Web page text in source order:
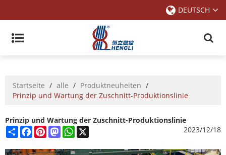
DEUTSCH
Startseite / alle / Produktneuheiten /
Prinzip und Wartung der Zuschnitt-Produktionslinie
Prinzip und Wartung der Zuschnitt-Produktionslinie
ShareFacebook
PinterestMastodonWhatsApp 2023/12/18